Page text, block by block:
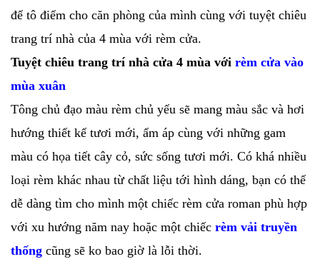
để tô điểm cho căn phòng của mình cùng với tuyệt chiêu
trang trí nhà của 4 mùa với rèm cửa.
Tuyệt chiêu trang trí nhà cửa 4 mùa với rèm cửa vào
mùa xuân
Tông chủ đạo màu rèm chủ yếu sẽ mang màu sắc và hơi
hướng thiết kế tươi mới, ấm áp cùng với những gam
màu có họa tiết cây cỏ, sức sống tươi mới. Có khá nhiều
loại rèm khác nhau từ chất liệu tới hình dáng, bạn có thể
dễ dàng tìm cho mình một chiếc rèm cửa roman phù hợp
với xu hướng năm nay hoặc một chiếc rèm vải truyền
thống cũng sẽ ko bao giờ là lỗi thời.